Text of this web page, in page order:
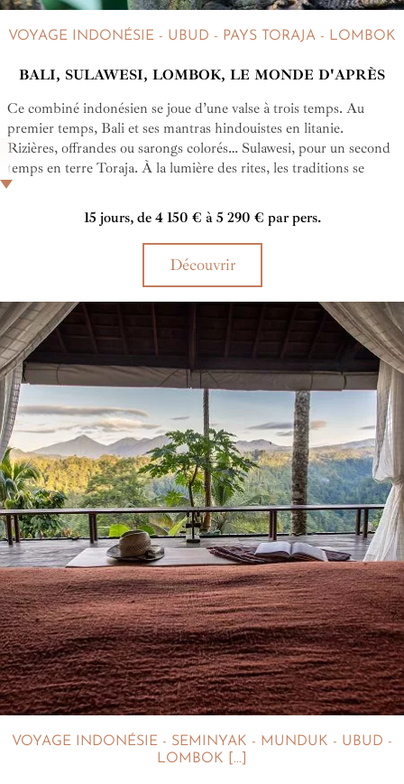
VOYAGE INDONÉSIE - UBUD - PAYS TORAJA - LOMBOK
BALI, SULAWESI, LOMBOK, LE MONDE D'APRÈS
Ce combiné indonésien se joue d’une valse à trois temps. Au
premier temps, Bali et ses mantras hindouistes en litanie.
Rizières, offrandes ou sarongs colorés… Sulawesi, pour un second
temps en terre Toraja. À la lumière des rites, les traditions se
clament. Mystères animistes dans le jardin secret des âmes. Au
troisième temps de votre voyage en Indonésie, Lombok et ses
muezzins vous chantent tout bas la force tranquille des plages et
15 jours, de 4 150 € à 5 290 € par pers.
Découvrir
VOYAGE INDONÉSIE - SEMINYAK - MUNDUK - UBUD -
LOMBOK [...]